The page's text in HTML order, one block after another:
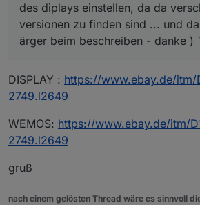
des diplays einstellen, da da
versionen zu finden sind ... und
ärger beim beschreiben - danke ) `
DISPLAY : https://www.ebay.de/
2749.l2649
WEMOS: https://www.ebay.de/itm/
2749.l2649
gruß
nach einem gelösten Thread wäre es sinnvoll